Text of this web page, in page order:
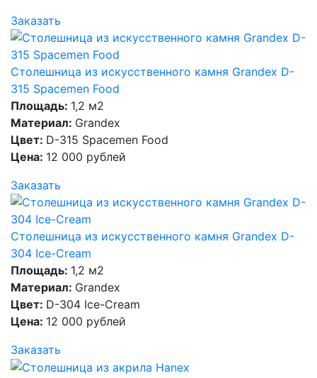
Заказать
Столешница из искусственного камня Grandex D-
315 Spacemen Food
Площадь: 1,2 м2
Материал: Grandex
Цвет: D-315 Spacemen Food
Цена: 12 000 рублей
Заказать
Столешница из искусственного камня Grandex D-
304 Ice-Cream
Площадь: 1,2 м2
Материал: Grandex
Цвет: D-304 Ice-Cream
Цена: 12 000 рублей
Заказать